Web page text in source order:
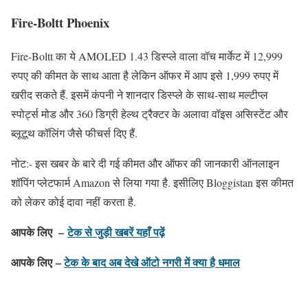
Fire-Boltt Phoenix
Fire-Boltt का ये AMOLED 1.43 डिस्प्ले वाला वॉच मार्केट में 12,999
रुपए की कीमत के साथ आता है लेकिन ऑफर में आप इसे 1,999 रुपए में
खरीद सकते हैं. इसमें कंपनी ने शानदार डिस्प्ले के साथ-साथ मल्टीप्ल
स्पोर्ट्स मोड और 360 डिग्री हेल्थ ट्रैक्टर के अलावा वॉइस असिस्टेंट और
ब्लूटूथ कॉलिंग जैसे फीचर्स दिए हैं.
नोट:- इस खबर के बारे दी गई कीमत और ऑफर की जानकारी ऑनलाइन
शॉपिंग प्लेटफार्म Amazon से लिया गया है. इसीलिए Bloggistan इस कीमत
को लेकर कोई दावा नहीं करता है.
आपके लिए –टेक से जुड़ी खबरें यहाँ पढ़ें
आपके लिए –टेक के बाद अब देखे ऑटो नगरी में क्या है धमाल